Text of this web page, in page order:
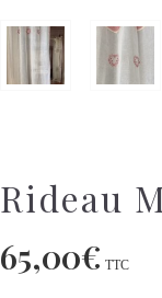
Rideau
65,00€ TTC